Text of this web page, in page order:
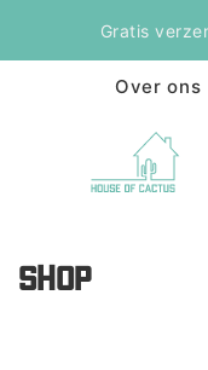
Gratis
Over ons
SHOP